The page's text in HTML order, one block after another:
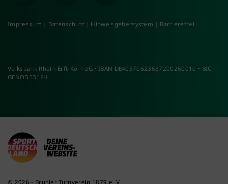
Impressum | Datenschutz | Hinweisgebersystem | Barrierefrei
Volksbank Rhein-Erft-Köln eG • IBAN DE40370623657200260010 • BIC
GENODED1FH
© 2026 - Brühler Turnverein 1879 e. V.